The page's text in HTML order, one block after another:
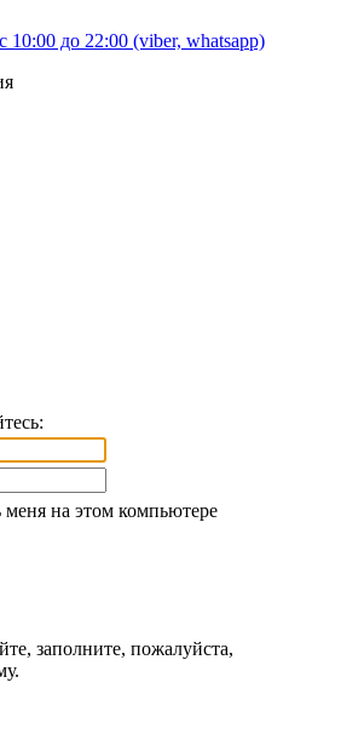
с 10:00 до 22:00 (viber, whatsapp)
меня на этом компьютере
заполните, пожалуйста,